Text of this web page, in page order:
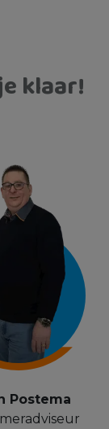
klaar!
Postema